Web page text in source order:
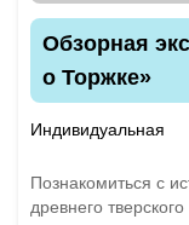
Обзорная
о Торжке»
Индивидуальная
Познакомиться с
древнего